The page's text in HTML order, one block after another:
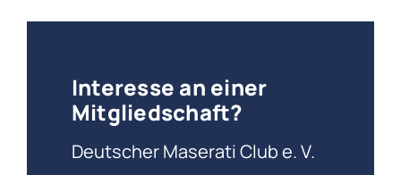
Interesse an einer
Mitgliedschaft?
Deutscher Maserati Club e. V.